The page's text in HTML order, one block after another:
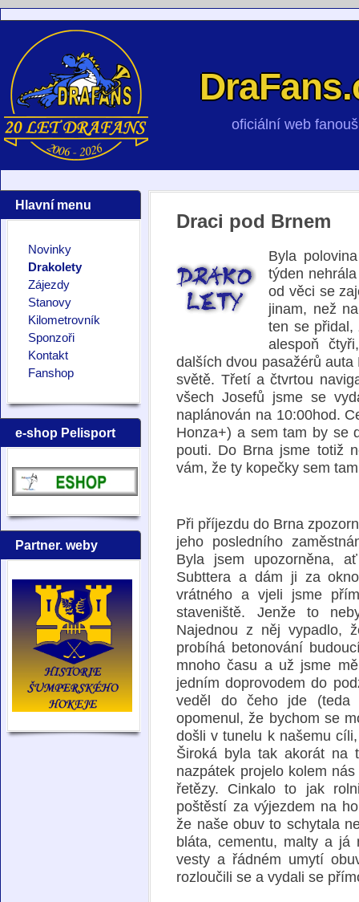
oficiální web
Hlavní menu
Novinky
Drakolety
Zájezdy
Stanovy
Kilometrovník
Sponzoři
Kontakt
Fanshop
e-shop Pelisport
Partner. weby
Draci pod Brnem
Byla
týden
od věci se
jinam, než
ten se
alespoň
dalších dvou pasažérů
světě. Třetí a čtvrtou
všech Josefů jsme se
naplánován na 10:00hod.
Honza+) a sem tam by se
pouti. Do Brna jsme totiž
vám, že ty kopečky sem
Při příjezdu do Brna
jeho posledního
Byla jsem upozorněna,
Subttera a dám ji za
vrátného a vjeli jsme
staveniště. Jenže to
Najednou z něj vypadlo,
probíhá betonování
mnoho času a už jsme
jedním doprovodem do
veděl do čeho jde (teda
opomenul, že bychom se
došli v tunelu k našemu
Široká byla tak akorát na
nazpátek projelo kolem
řetězy. Cinkalo to jak
poštěstí za výjezdem na
že naše obuv to schytala
bláta, cementu, malty a já
vesty a řádném umytí
rozloučili se a vydali se